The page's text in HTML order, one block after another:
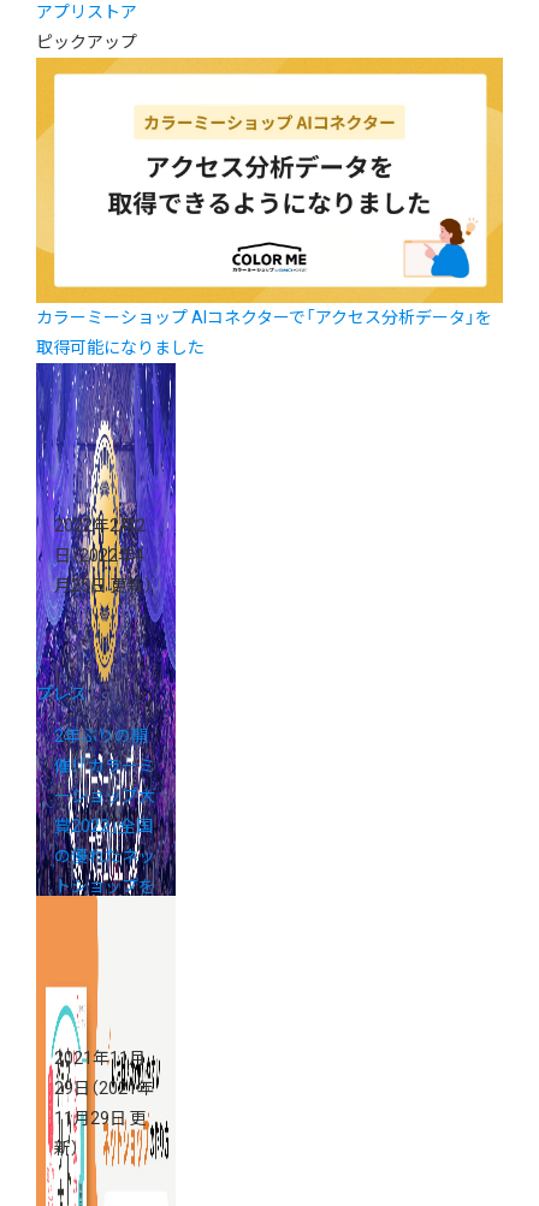
アプリストア
ピックアップ
カラーミーショップ AIコネクターで「アクセス分析データ」を
取得可能になりました
2022年2月2
日（2022年4
月25日 更新）
プレス
2年ぶりの開
催！「カラーミ
ーショップ大
賞2022」全国
の優れたネッ
トショップを
テスト
2021年11月
29日 （2021年
11月29日 更
新）